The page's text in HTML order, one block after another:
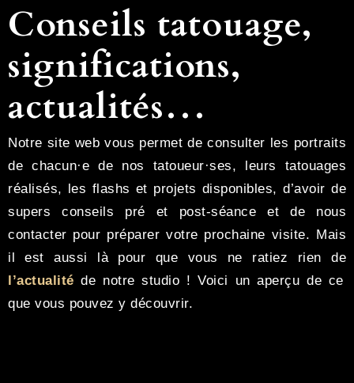
Conseils tatouage,
significations,
actualités…
Notre site web vous permet de consulter les portraits
de chacun·e de nos tatoueur·ses, leurs tatouages
réalisés, les flashs et projets disponibles, d’avoir de
supers conseils pré et post-séance et de nous
contacter pour préparer votre prochaine visite. Mais
il est aussi là pour que vous ne ratiez rien de
l’actualité de notre studio ! Voici un aperçu de ce
que vous pouvez y découvrir.